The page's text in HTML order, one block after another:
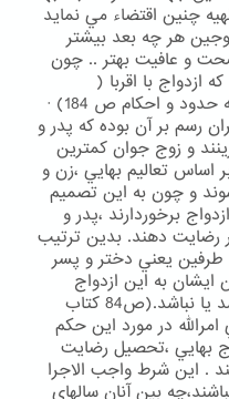
چنين اقتضاء مي نمايد
هر چه بعد بيشتر
و عافيت بهتر .. چون
ازدواج با اقربا (
نزديكان) نادر الوقوع گردد."(گنجينه حدود و احكام ص 184) ·
رسم بر آن بوده كه پدر و
و زوج جوان كمترين
اساس تعاليم بهايي ،زن و
و چون به اين تصميم
برخوردارند ،پدر و
رضايت دهند. بدين ترتيب
طرفين يعني دختر و پسر
ايشان به اين ازدواج
رضايت دهند. خواه زوجه باكره باشد يا نباشد.(ص84 كتاب
در مورد اين حكم
بهايي ،تحصيل رضايت
. اين شرط واجب الاجرا
بين آنان سالهاي